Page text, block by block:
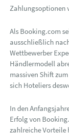
Zahlungsoptionen
Als Booking.com
ausschließlich
Wettbewerber
Händlermodell
massiven Shift
sich Hoteliers
In den
Erfolg von
zahlreiche Vorteile